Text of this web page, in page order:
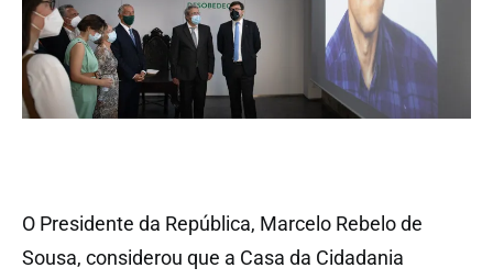
O Presidente da República, Marcelo Rebelo de
Sousa, considerou que a Casa da Cidadania